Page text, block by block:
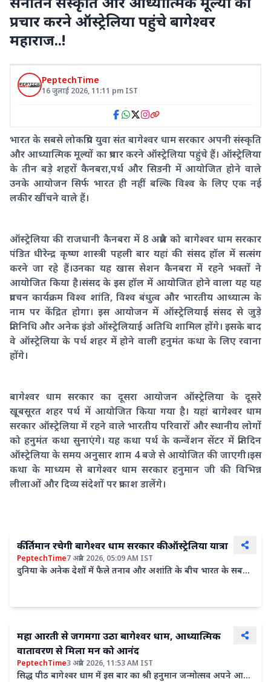
प्रचार करने ऑस्ट्रेलिया पहुंचे बागेश्वर
महाराज..!
PeptechTime
16 जुलाई 2026, 11:11 pm IST
भारत के सबसे लोकप्रिय युवा संत बागेश्वर धाम सरकार अपनी संस्कृति
और आध्यात्मिक मूल्यों का प्रचार करने ऑस्ट्रेलिया पहुंचे हैं। ऑस्ट्रेलिया
के तीन बड़े शहरों कैनबरा,पर्थ और सिडनी में आयोजित होने वाले
उनके आयोजन सिर्फ भारत ही नहीं बल्कि विश्व के लिए एक नई
लकीर खींचने वाले हैं।
ऑस्ट्रेलिया की राजधानी कैनबरा में 8 अप्रैल को बागेश्वर धाम सरकार
पंडित धीरेन्द्र कृष्ण शास्त्री पहली बार यहां की संसद हॉल में सत्संग
करने जा रहे हैं।उनका यह खास सेशन कैनबरा में रहने भक्तों ने
आयोजित किया है।संसद के इस हॉल में आयोजित होने वाला यह यह
प्रवचन कार्यक्रम विश्व शांति, विश्व बंधुत्व और भारतीय आध्यात्म के
नाम पर केंद्रित होगा। इस आयोजन में ऑस्ट्रेलियाई संसद से जुड़े
प्रतिनिधि और अनेक इंडो ऑस्ट्रेलियाई अतिथि शामिल होंगे। इसके बाद
वे ऑस्ट्रेलिया के पर्थ शहर में होने वाली हनुमंत कथा के लिए रवाना
होंगे।
बागेश्वर धाम सरकार का दूसरा आयोजन ऑस्ट्रेलिया के दूसरे
खूबसूरत शहर पर्थ में आयोजित किया गया है। यहां बागेश्वर धाम
सरकार ऑस्ट्रेलिया में रहने वाले भारतीय परिवारों और स्थानीय लोगों
को हनुमंत कथा सुनाएंगे। यह कथा पर्थ के कन्वेंशन सेंटर में प्रतिदिन
ऑस्ट्रेलिया के समय अनुसार शाम 4 बजे से आयोजित की जाएगी।इस
कथा के माध्यम से बागेश्वर धाम सरकार हनुमान जी की विभिन्न
लीलाओं और दिव्य संदेशों पर प्रकाश डालेंगे।
कीर्तिमान रचेगी बागेश्वर धाम सरकार की ऑस्ट्रेलिया यात्रा
PeptechTime7 अप्रैल 2026, 05:09 AM IST
दुनिया के अनेक देशों में फैले तनाव और अशांति के बीच भारत के सबसे
महा आरती से जगमगा उठा बागेश्वर धाम, आध्यात्मिक
वातावरण से मिला मन को आनंद
PeptechTime3 अप्रैल 2026, 11:53 AM IST
सिद्ध पीठ बागेश्वर धाम में इस बार का श्री हनुमान जन्मोत्सव अपने आप